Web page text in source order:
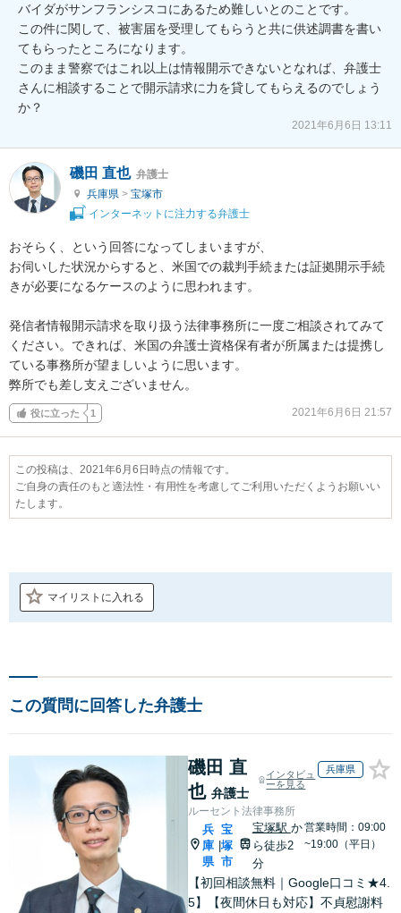
バイダがサンフランシスコにあるため難しいとのことです。
この件に関して、被害届を受理してもらうと共に供述調書を書い
てもらったところになります。
このまま警察ではこれ以上は情報開示できないとなれば、弁護士
さんに相談することで開示請求に力を貸してもらえるのでしょう
か？
2021年6月6日 13:11
磯田 直也 弁護士
兵庫県 > 宝塚市
インターネットに注力する弁護士
おそらく、という回答になってしまいますが、
お伺いした状況からすると、米国での裁判手続または証拠開示手続
きが必要になるケースのように思われます。
発信者情報開示請求を取り扱う法律事務所に一度ご相談されてみて
ください。できれば、米国の弁護士資格保有者が所属または提携し
ている事務所が望ましいように思います。
弊所でも差し支えございません。
役に立った 1 2021年6月6日 21:57
この投稿は、2021年6月6日時点の情報です。
ご自身の責任のもと適法性・有用性を考慮してご利用いただくようお願いい
たします。
マイリストに入れる
この質問に回答した弁護士
磯田 直
也 弁護士
インタビュ
ーを見る
兵庫県
ルーセント法律事務所
兵
庫
県
|
宝
塚
市
宝塚駅 か
ら徒歩2
分
営業時間：09:00
~19:00（平日）
【初回相談無料｜Google口コミ★4.
5】【夜間休日も対応】不貞慰謝料